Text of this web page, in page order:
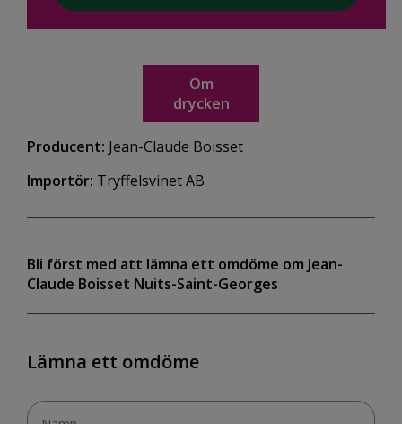
Om
drycken
Producent: Jean-Claude Boisset
Importör: Tryffelsvinet AB
Bli först med att lämna ett omdöme om Jean-
Claude Boisset Nuits-Saint-Georges
Lämna ett omdöme